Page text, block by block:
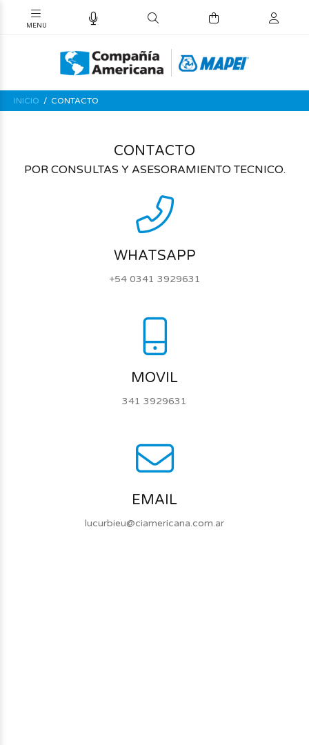
INICIO CONTACTO
CONTACTO
POR CONSULTAS Y ASESORAMIENTO TECNICO.
WHATSAPP
+54 0341 3929631
MOVIL
341 3929631
EMAIL
lucurbieu@ciamericana.com.ar